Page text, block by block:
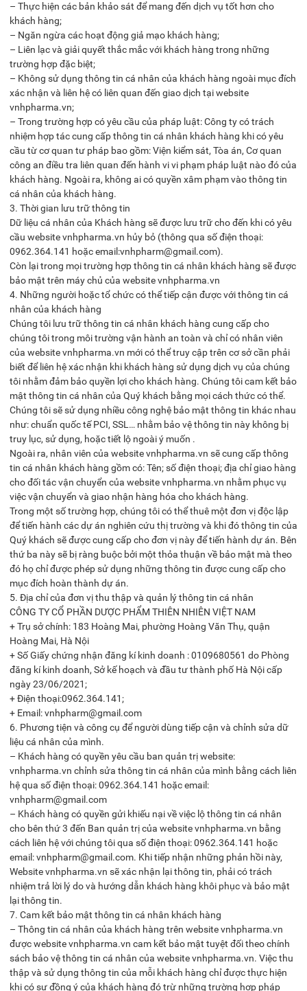
– Thực hiện các bản khảo sát để mang đến dịch vụ tốt hơn cho
khách hàng;
– Ngăn ngừa các hoạt động giả mạo khách hàng;
– Liên lạc và giải quyết thắc mắc với khách hàng trong những
trường hợp đặc biệt;
– Không sử dụng thông tin cá nhân của khách hàng ngoài mục đích
xác nhận và liên hệ có liên quan đến giao dịch tại website
vnhpharma.vn;
– Trong trường hợp có yêu cầu của pháp luật: Công ty có trách
nhiệm hợp tác cung cấp thông tin cá nhân khách hàng khi có yêu
cầu từ cơ quan tư pháp bao gồm: Viện kiểm sát, Tòa án, Cơ quan
công an điều tra liên quan đến hành vi vi phạm pháp luật nào đó của
khách hàng. Ngoài ra, không ai có quyền xâm phạm vào thông tin
cá nhân của khách hàng.
3. Thời gian lưu trữ thông tin
Dữ liệu cá nhân của Khách hàng sẽ được lưu trữ cho đến khi có yêu
cầu website vnhpharma.vn hủy bỏ (thông qua số điện thoại:
0962.364.141 hoặc email:vnhpharm@gmail.com).
Còn lại trong mọi trường hợp thông tin cá nhân khách hàng sẽ được
bảo mật trên máy chủ của website vnhpharma.vn
4. Những người hoặc tổ chức có thể tiếp cận được với thông tin cá
nhân của khách hàng
Chúng tôi lưu trữ thông tin cá nhân khách hàng cung cấp cho
chúng tôi trong môi trường vận hành an toàn và chỉ có nhân viên
của website vnhpharma.vn mới có thể truy cập trên cơ sở cần phải
biết để liên hệ xác nhận khi khách hàng sử dụng dịch vụ của chúng
tôi nhằm đảm bảo quyền lợi cho khách hàng. Chúng tôi cam kết bảo
mật thông tin cá nhân của Quý khách bằng mọi cách thức có thể.
Chúng tôi sẽ sử dụng nhiều công nghệ bảo mật thông tin khác nhau
như: chuẩn quốc tế PCI, SSL… nhằm bảo vệ thông tin này không bị
truy lục, sử dụng, hoặc tiết lộ ngoài ý muốn .
Ngoài ra, nhân viên của website vnhpharma.vn sẽ cung cấp thông
tin cá nhân khách hàng gồm có: Tên; số điện thoại; địa chỉ giao hàng
cho đối tác vận chuyển của website vnhpharma.vn nhằm phục vụ
việc vận chuyển và giao nhận hàng hóa cho khách hàng.
Trong một số trường hợp, chúng tôi có thể thuê một đơn vị độc lập
để tiến hành các dự án nghiên cứu thị trường và khi đó thông tin của
Quý khách sẽ được cung cấp cho đơn vị này để tiến hành dự án. Bên
thứ ba này sẽ bị ràng buộc bởi một thỏa thuận về bảo mật mà theo
đó họ chỉ được phép sử dụng những thông tin được cung cấp cho
mục đích hoàn thành dự án.
5. Địa chỉ của đơn vị thu thập và quản lý thông tin cá nhân
CÔNG TY CỔ PHẦN DƯỢC PHẨM THIÊN NHIÊN VIỆT NAM
+ Trụ sở chính: 183 Hoàng Mai, phường Hoàng Văn Thụ, quận
Hoàng Mai, Hà Nội
+ Số Giấy chứng nhận đăng kí kinh doanh : 0109680561 do Phòng
đăng kí kinh doanh, Sở kế hoạch và đầu tư thành phố Hà Nội cấp
ngày 23/06/2021;
+ Điện thoại:0962.364.141;
+ Email: vnhpharm@gmail.com
6. Phương tiện và công cụ để người dùng tiếp cận và chỉnh sửa dữ
liệu cá nhân của mình.
– Khách hàng có quyền yêu cầu ban quản trị website:
vnhpharma.vn chỉnh sửa thông tin cá nhân của mình bằng cách liên
hệ qua số điện thoại: 0962.364.141 hoặc email:
vnhpharm@gmail.com
– Khách hàng có quyền gửi khiếu nại về việc lộ thông tin cá nhân
cho bên thứ 3 đến Ban quản trị của website vnhpharma.vn bằng
cách liên hệ với chúng tôi qua số điện thoại: 0962.364.141 hoặc
email: vnhpharm@gmail.com. Khi tiếp nhận những phản hồi này,
Website vnhpharma.vn sẽ xác nhận lại thông tin, phải có trách
nhiệm trả lời lý do và hướng dẫn khách hàng khôi phục và bảo mật
lại thông tin.
7. Cam kết bảo mật thông tin cá nhân khách hàng
– Thông tin cá nhân của khách hàng trên website vnhpharma.vn
được website vnhpharma.vn cam kết bảo mật tuyệt đối theo chính
sách bảo vệ thông tin cá nhân của website vnhpharma.vn. Việc thu
thập và sử dụng thông tin của mỗi khách hàng chỉ được thực hiện
khi có sự đồng ý của khách hàng đó trừ những trường hợp pháp